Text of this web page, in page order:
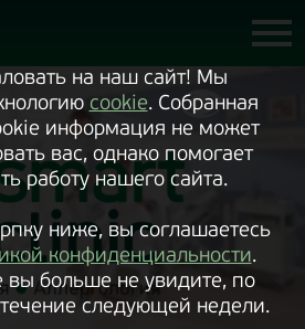
на наш сайт! Мы
cookie. Собранная
информация не может
вас, однако помогает
работу нашего сайта.
ниже, вы соглашаетесь
конфиденциальности.
вы больше не увидите, по
следующей недели.